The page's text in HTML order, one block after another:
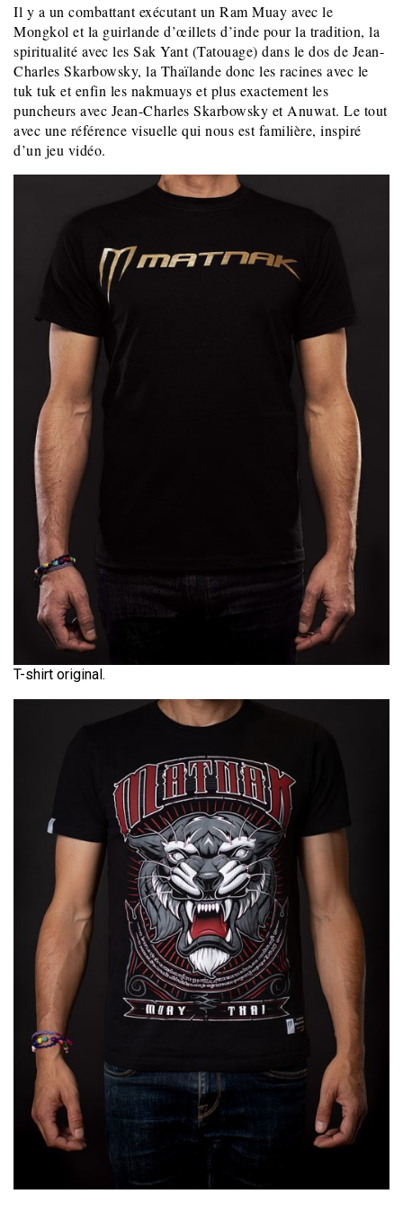
Il y a un combattant exécutant un Ram Muay avec le
Mongkol et la guirlande d’œillets d’inde pour la tradition, la
spiritualité avec les Sak Yant (Tatouage) dans le dos de Jean-
Charles Skarbowsky, la Thaïlande donc les racines avec le
tuk tuk et enfin les nakmuays et plus exactement les
puncheurs avec Jean-Charles Skarbowsky et Anuwat. Le tout
avec une référence visuelle qui nous est familière, inspiré
d’un jeu vidéo.
T-shirt original.